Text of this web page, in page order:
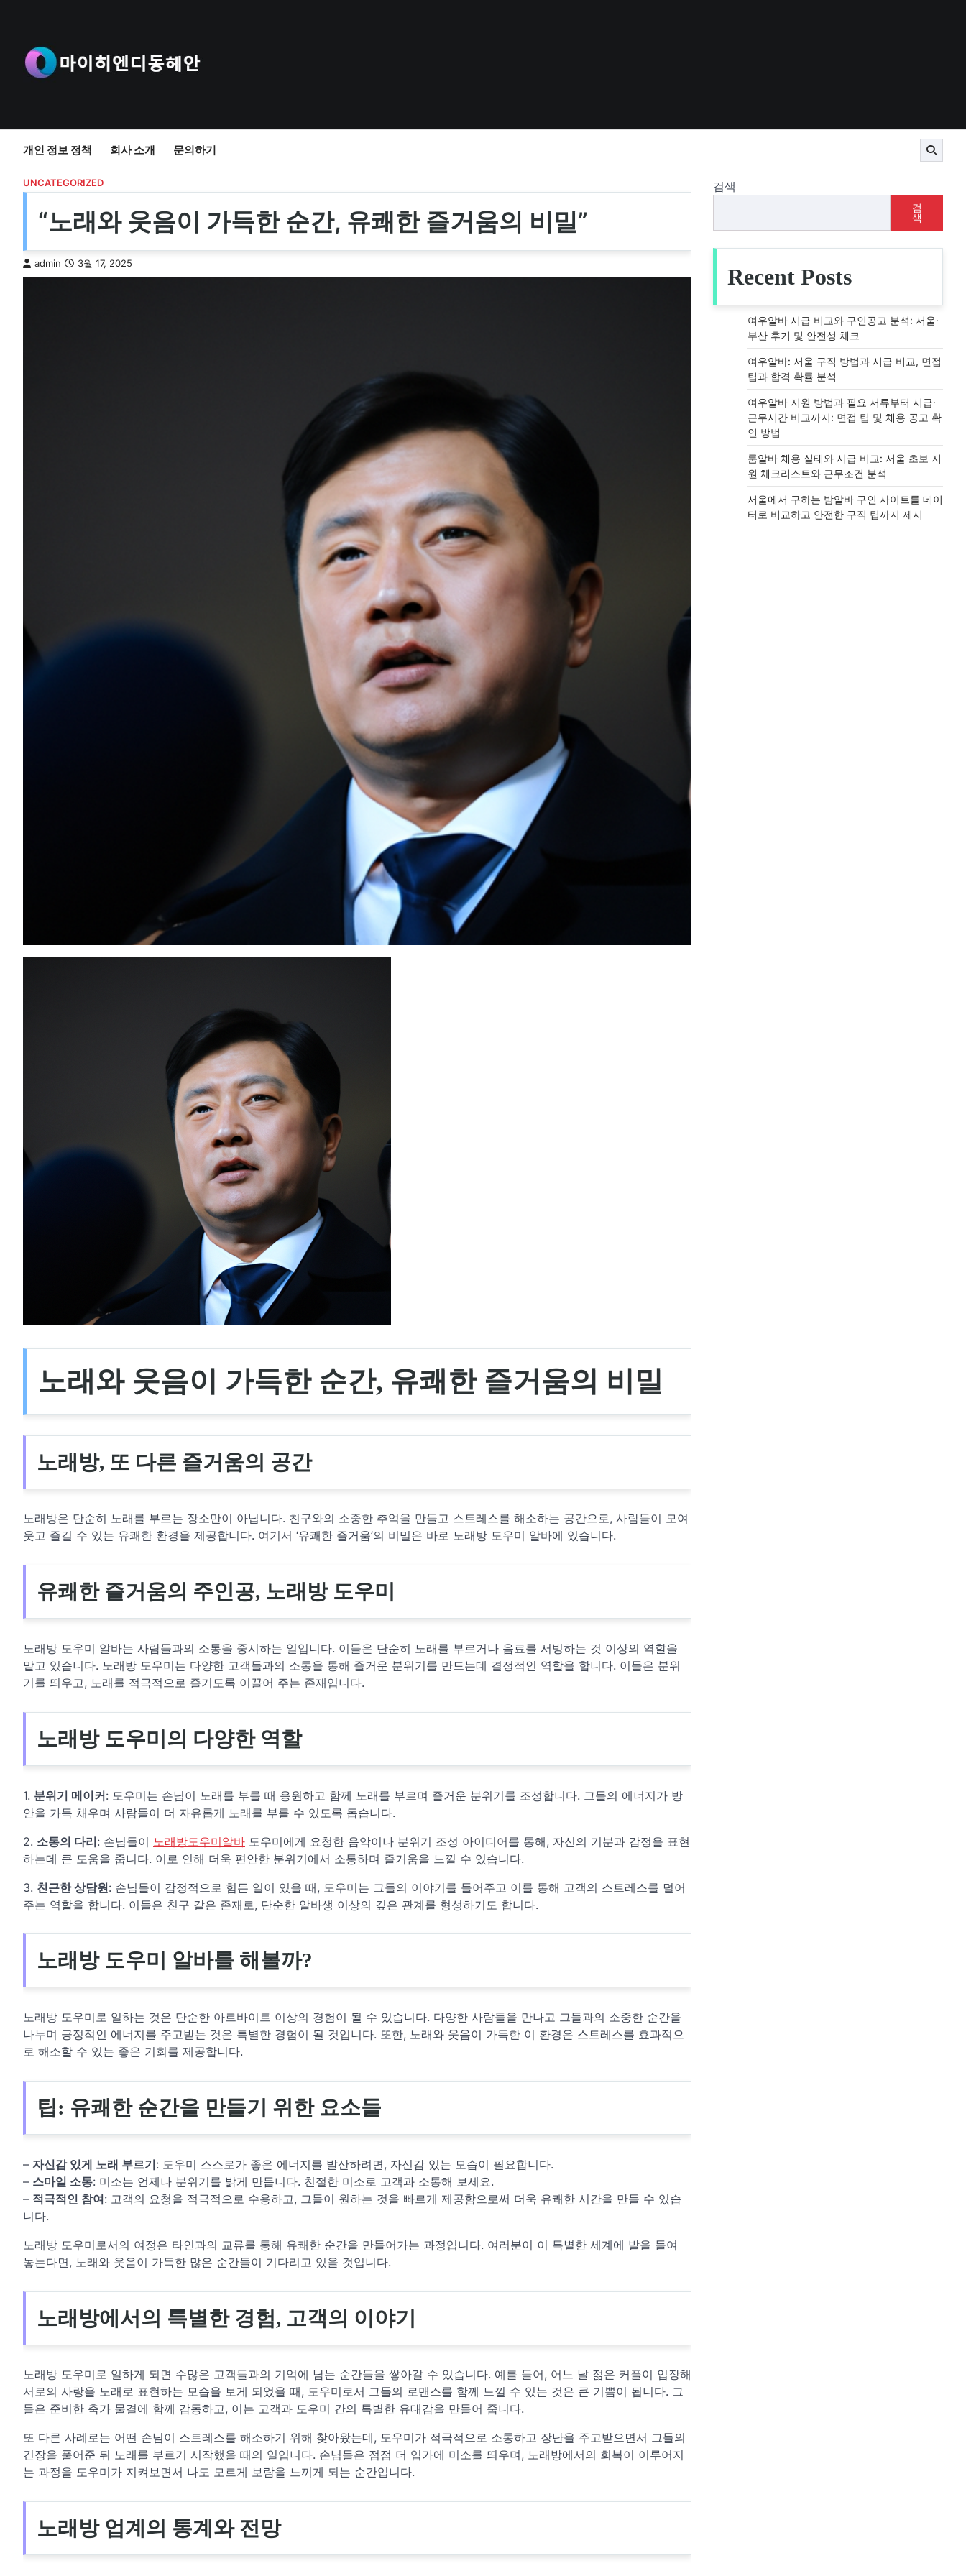
content
개인 정보 정책 회사 소개 문의하기
UNCATEGORIZED
“노래와 웃음이 가득한 순간, 유쾌한 즐거움의 비밀”
admin 3월 17, 2025
노래와 웃음이 가득한 순간, 유쾌한 즐거움의 비밀
노래방, 또 다른 즐거움의 공간
노래방은 단순히 노래를 부르는 장소만이 아닙니다. 친구와의 소중한 추억을 만들고 스트레스를 해소하는 공간으로, 사람들이 모여
웃고 즐길 수 있는 유쾌한 환경을 제공합니다. 여기서 ‘유쾌한 즐거움’의 비밀은 바로 노래방 도우미 알바에 있습니다.
유쾌한 즐거움의 주인공, 노래방 도우미
노래방 도우미 알바는 사람들과의 소통을 중시하는 일입니다. 이들은 단순히 노래를 부르거나 음료를 서빙하는 것 이상의 역할을
맡고 있습니다. 노래방 도우미는 다양한 고객들과의 소통을 통해 즐거운 분위기를 만드는데 결정적인 역할을 합니다. 이들은 분위
기를 띄우고, 노래를 적극적으로 즐기도록 이끌어 주는 존재입니다.
노래방 도우미의 다양한 역할
1. 분위기 메이커: 도우미는 손님이 노래를 부를 때 응원하고 함께 노래를 부르며 즐거운 분위기를 조성합니다. 그들의 에너지가 방
안을 가득 채우며 사람들이 더 자유롭게 노래를 부를 수 있도록 돕습니다.
2. 소통의 다리: 손님들이 노래방도우미알바 도우미에게 요청한 음악이나 분위기 조성 아이디어를 통해, 자신의 기분과 감정을 표현
하는데 큰 도움을 줍니다. 이로 인해 더욱 편안한 분위기에서 소통하며 즐거움을 느낄 수 있습니다.
3. 친근한 상담원: 손님들이 감정적으로 힘든 일이 있을 때, 도우미는 그들의 이야기를 들어주고 이를 통해 고객의 스트레스를 덜어
주는 역할을 합니다. 이들은 친구 같은 존재로, 단순한 알바생 이상의 깊은 관계를 형성하기도 합니다.
노래방 도우미 알바를 해볼까?
노래방 도우미로 일하는 것은 단순한 아르바이트 이상의 경험이 될 수 있습니다. 다양한 사람들을 만나고 그들과의 소중한 순간을
나누며 긍정적인 에너지를 주고받는 것은 특별한 경험이 될 것입니다. 또한, 노래와 웃음이 가득한 이 환경은 스트레스를 효과적으
로 해소할 수 있는 좋은 기회를 제공합니다.
팁: 유쾌한 순간을 만들기 위한 요소들
– 자신감 있게 노래 부르기: 도우미 스스로가 좋은 에너지를 발산하려면, 자신감 있는 모습이 필요합니다.
– 스마일 소통: 미소는 언제나 분위기를 밝게 만듭니다. 친절한 미소로 고객과 소통해 보세요.
– 적극적인 참여: 고객의 요청을 적극적으로 수용하고, 그들이 원하는 것을 빠르게 제공함으로써 더욱 유쾌한 시간을 만들 수 있습
니다.
노래방 도우미로서의 여정은 타인과의 교류를 통해 유쾌한 순간을 만들어가는 과정입니다. 여러분이 이 특별한 세계에 발을 들여
놓는다면, 노래와 웃음이 가득한 많은 순간들이 기다리고 있을 것입니다.
노래방에서의 특별한 경험, 고객의 이야기
노래방 도우미로 일하게 되면 수많은 고객들과의 기억에 남는 순간들을 쌓아갈 수 있습니다. 예를 들어, 어느 날 젊은 커플이 입장해
서로의 사랑을 노래로 표현하는 모습을 보게 되었을 때, 도우미로서 그들의 로맨스를 함께 느낄 수 있는 것은 큰 기쁨이 됩니다. 그
들은 준비한 축가 물결에 함께 감동하고, 이는 고객과 도우미 간의 특별한 유대감을 만들어 줍니다.
또 다른 사례로는 어떤 손님이 스트레스를 해소하기 위해 찾아왔는데, 도우미가 적극적으로 소통하고 장난을 주고받으면서 그들의
긴장을 풀어준 뒤 노래를 부르기 시작했을 때의 일입니다. 손님들은 점점 더 입가에 미소를 띄우며, 노래방에서의 회복이 이루어지
는 과정을 도우미가 지켜보면서 나도 모르게 보람을 느끼게 되는 순간입니다.
노래방 업계의 통계와 전망
검색
검
색
Recent Posts
여우알바 시급 비교와 구인공고 분석: 서울·
부산 후기 및 안전성 체크
여우알바: 서울 구직 방법과 시급 비교, 면접
팁과 합격 확률 분석
여우알바 지원 방법과 필요 서류부터 시급·
근무시간 비교까지: 면접 팁 및 채용 공고 확
인 방법
룸알바 채용 실태와 시급 비교: 서울 초보 지
원 체크리스트와 근무조건 분석
서울에서 구하는 밤알바 구인 사이트를 데이
터로 비교하고 안전한 구직 팁까지 제시